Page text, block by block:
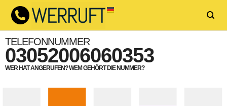
TELEFONNUMMER
03052006060353
WER HAT ANGERUFEN? WEM GEHÖRT DIE NUMMER?